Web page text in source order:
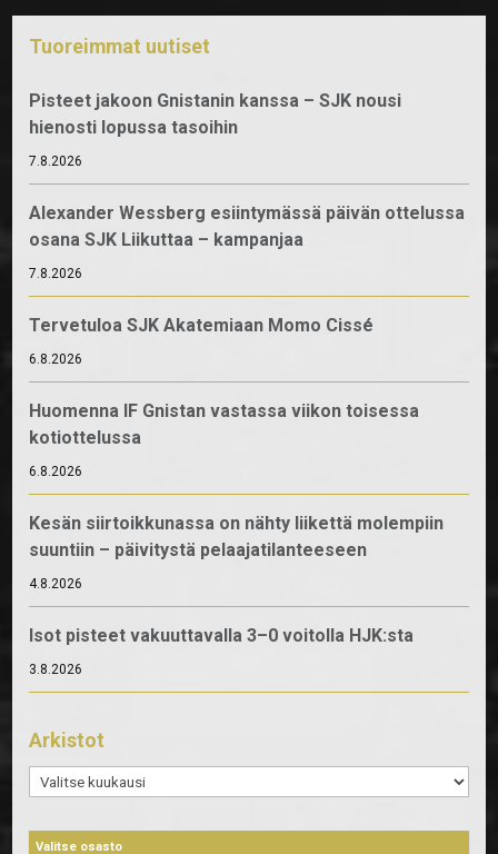
Tuoreimmat uutiset
Pisteet jakoon Gnistanin kanssa – SJK nousi
hienosti lopussa tasoihin
7.8.2026
Alexander Wessberg esiintymässä päivän ottelussa
osana SJK Liikuttaa – kampanjaa
7.8.2026
Tervetuloa SJK Akatemiaan Momo Cissé
6.8.2026
Huomenna IF Gnistan vastassa viikon toisessa
kotiottelussa
6.8.2026
Kesän siirtoikkunassa on nähty liikettä molempiin
suuntiin – päivitystä pelaajatilanteeseen
4.8.2026
Isot pisteet vakuuttavalla 3–0 voitolla HJK:sta
3.8.2026
Arkistot
Arkistot